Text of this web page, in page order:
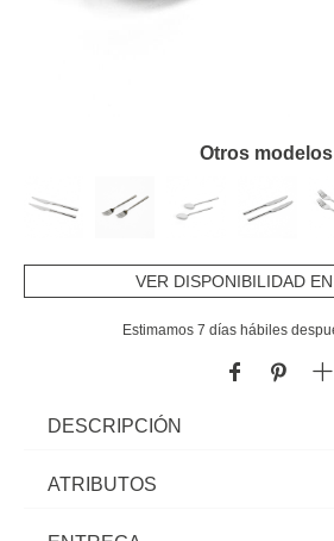
Otros modelos
VER DISPONIBILIDAD
Estimamos 7 días hábiles
DESCRIPCIÓN
Juego 2 Cucharas De Postre Mónaco | Todo lo
cubiertos, posavasos, soportes, etc. ¡Sirve con
ATRIBUTOS
Material